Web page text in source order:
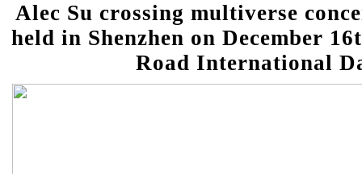
Alec Su crossing multiverse
held in Shenzhen on December
Road International